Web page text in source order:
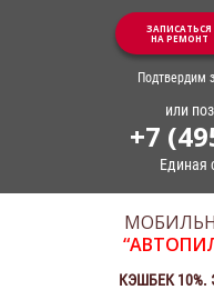
ЗАПИСАТЬСЯ
НА РЕМОНТ
Подтвердим
или
+7
Единая
КЭШБЕК